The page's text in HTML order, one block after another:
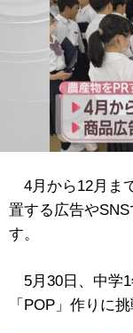
4月から12月ま
置する広告や
す。
5月30日、中学1
「POP」作りに